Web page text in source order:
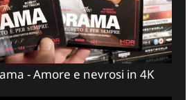
- Amore e nevrosi in 4K